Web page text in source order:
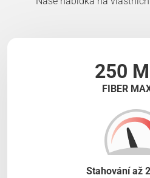
250
FIBER
Stahování až